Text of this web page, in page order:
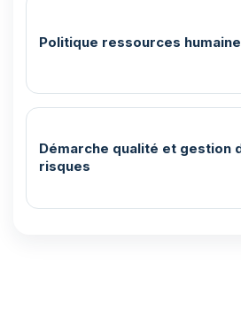
Politique ressources
Démarche qualité et gestion
risques